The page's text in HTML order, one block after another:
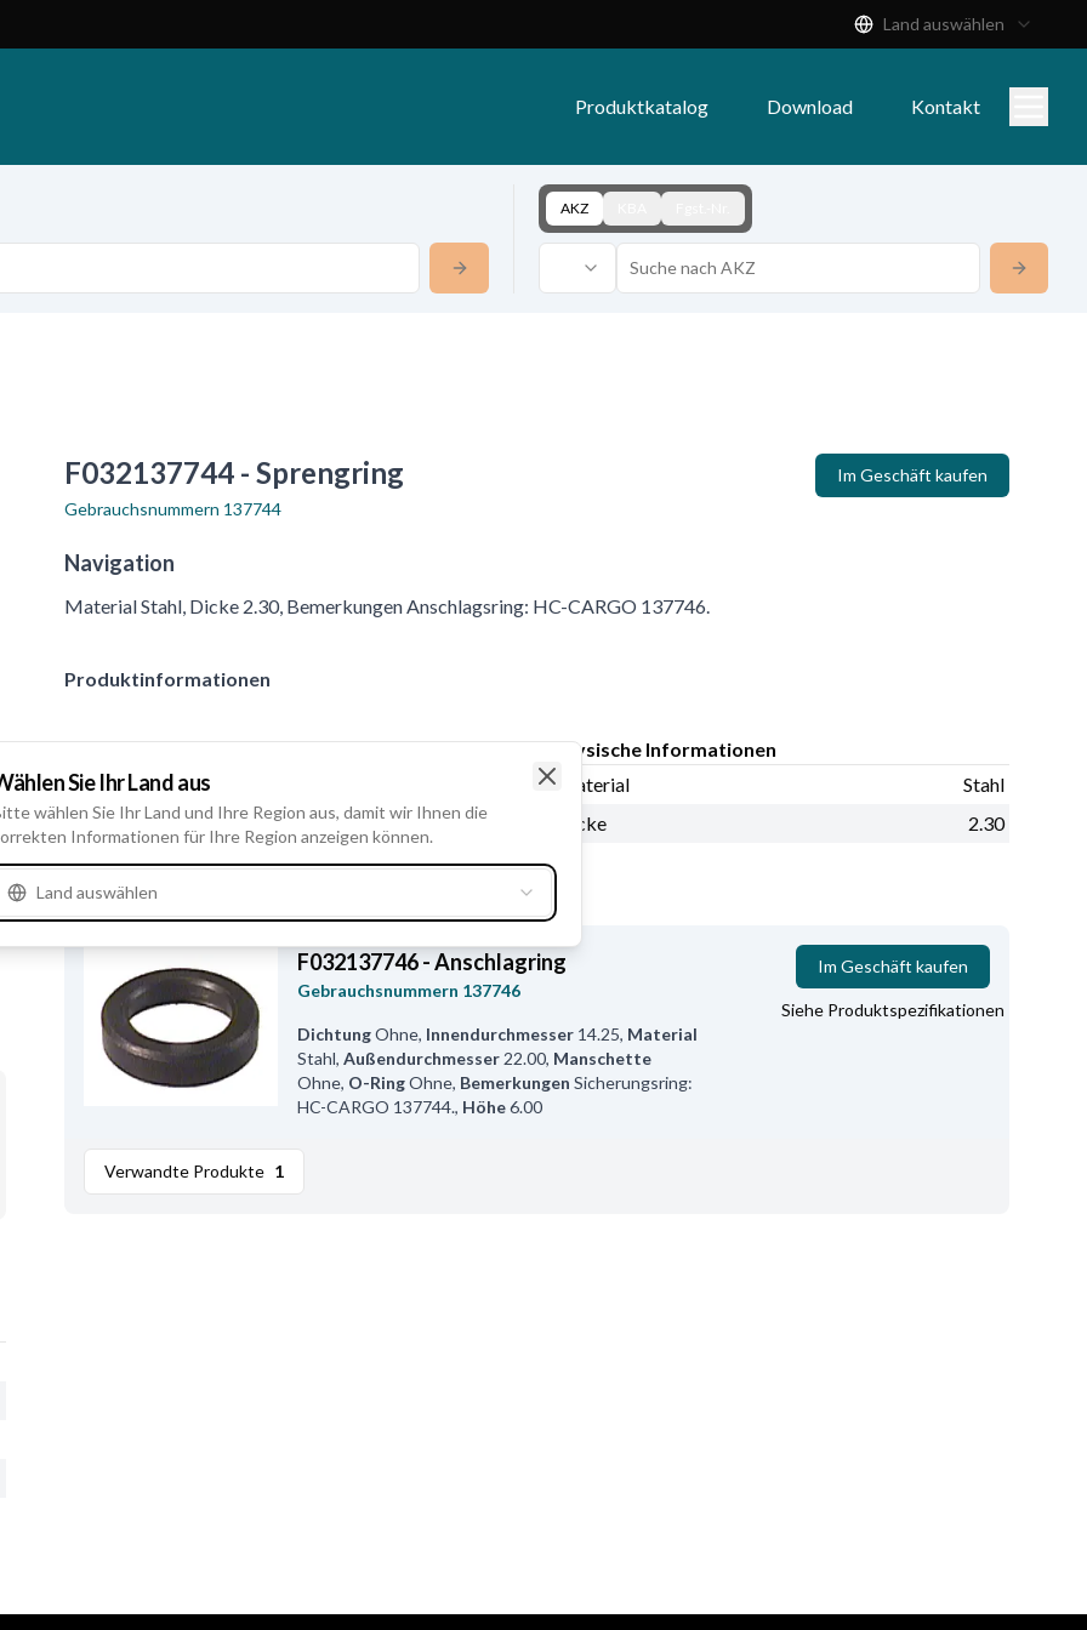
Land auswählen
Produktkatalog Download Kontakt
AKZ
F032137744 - Sprengring
Im Geschäft kaufen
Gebrauchsnummern 137744
Navigation
Material Stahl, Dicke 2.30, Bemerkungen Anschlagsring: HC-CARGO 137746.
Produktinformationen
Kataloginformationen
CARGO 137746.
Physische Informationen
Material
Stahl
Dicke
2.30
Verwandte Produkte
F032137746 - Anschlagring
Gebrauchsnummern 137746
DichtungOhne, Innendurchmesser 14.25, Material
Stahl,Außendurchmesser 22.00, Manschette
Ohne, O-RingOhne, Bemerkungen Sicherungsring:
HC-CARGO 137744., Höhe6.00
Im Geschäft kaufen
Siehe Produktspezifikationen
Verwandte Produkte 1
Sie Ihr Land aus
wählen Sie Ihr Land und Ihre Region aus, damit wir Ihnen die
Informationen für Ihre Region anzeigen können.
Land auswählen